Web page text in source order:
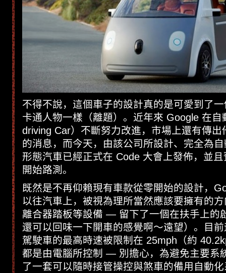
不得不說，這個車子的設計真的是可愛到了
卡通人物一樣（離題）。近年來 Google 在自
driving Car）不斷努力改進，市場上還有傳出
的消息，而今天，由該公司所設計、完全為
形態汽車已經正式在 Code 大會上發佈，並
開始路測。
既然是不再仰賴現有車款從零開始的設計，
以往汽車上，被視為理所當然應該要擁有的
離合器踏板等設備 — 留下了一個在扶手上的
還可以回味一下開車的感覺啊～遠望）。目
駕駛車的最高時速被限制在 25mph（約
都是由電腦所控制 — 別擔心，為避免主要系
了一套可以隨時接管操控與煞車的備用自動